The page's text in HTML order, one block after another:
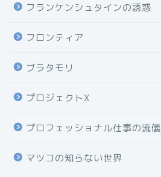
フランケンシュタインの誘惑
フロンティア
ブラタモリ
プロジェクトX
プロフェッショナル仕事の流儀
マツコの知らない世界